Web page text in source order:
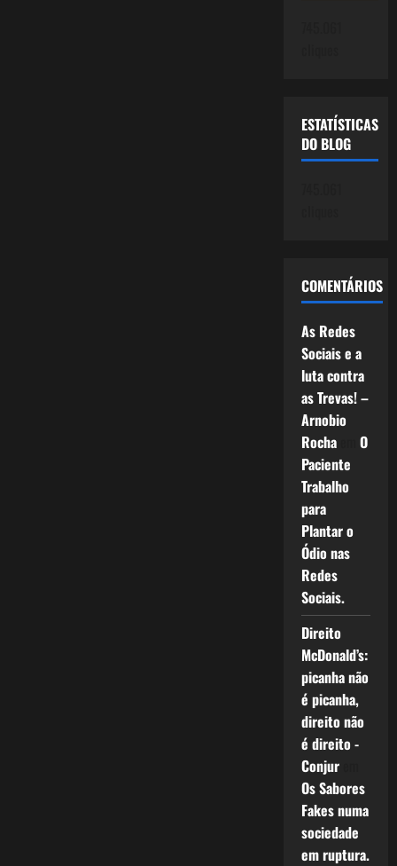
ESTATÍSTICAS
DO BLOG
COMENTÁRIOS
As Redes
Sociais e a
luta contra
as Trevas! –
Arnobio
Rochaem O
Paciente
Trabalho
para
Plantar o
Ódio nas
Redes
Sociais.
Direito
McDonald’s:
picanha não
é picanha,
direito não
é direito -
Conjurem
Os Sabores
Fakes numa
sociedade
em ruptura.